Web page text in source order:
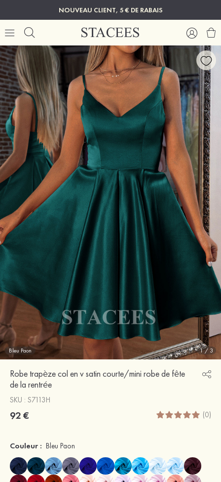
NOUVEAU CLIENT, 5 € DE RABAIS
Bleu Paon 1/3
Robe trapèze col en v satin courte/mini robe de fête
de la rentrée
SKU : S7113H
92 € (0)
Couleur : Bleu Paon